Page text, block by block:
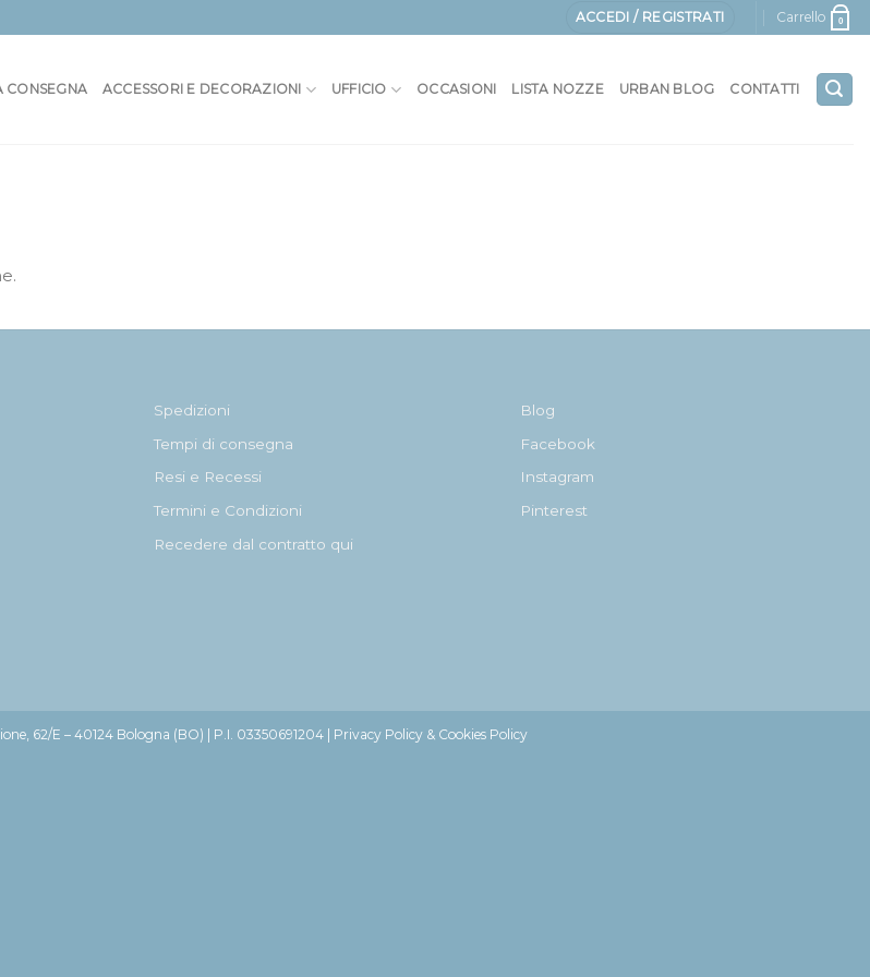
ACCEDI / REGISTRATI Carrello 0
CONSEGNA ACCESSORI E DECORAZIONI UFFICIO OCCASIONI LISTA NOZZE URBAN BLOG CONTATTI
Spedizioni
Tempi di consegna
Resi e Recessi
Termini e Condizioni
Recedere dal contratto qui
Blog
Facebook
Instagram
Pinterest
62/E – 40124 Bologna (BO) | P.I. 03350691204 | Privacy Policy & Cookies Policy